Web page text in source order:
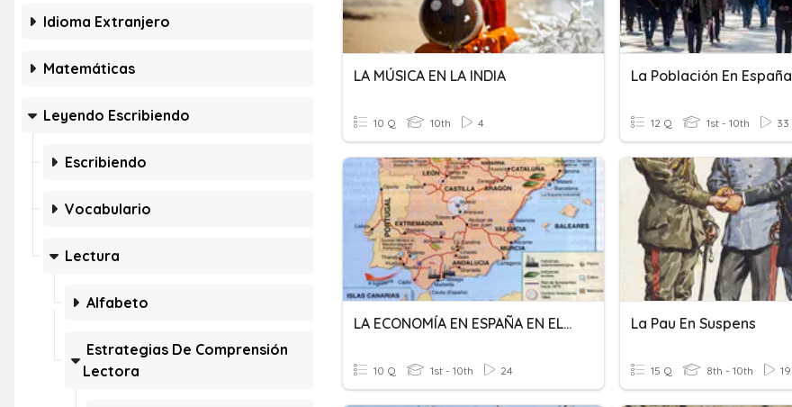
Idioma Extranjero
Matemáticas
Leyendo Escribiendo
Escribiendo
Vocabulario
Lectura
Alfabeto
Estrategias De Comprensión
Lectora
LA MÚSICA EN LA INDIA
10 Q 10th 4
La Población En España
12 Q 1st - 10th 33
LA ECONOMÍA EN ESPAÑA EN EL SIGLO XIX
10 Q 1st - 10th 24
La Pau En Suspens
15 Q 8th - 10th 19